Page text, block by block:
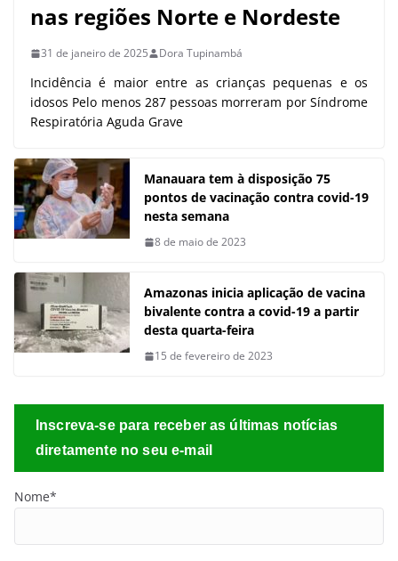
nas regiões Norte e Nordeste
31 de janeiro de 2025 Dora Tupinambá
Incidência é maior entre as crianças pequenas e os
idosos Pelo menos 287 pessoas morreram por Síndrome
Respiratória Aguda Grave
Manauara tem à disposição 75
pontos de vacinação contra covid-19
nesta semana
8 de maio de 2023
Amazonas inicia aplicação de vacina
bivalente contra a covid-19 a partir
desta quarta-feira
15 de fevereiro de 2023
Inscreva-se para receber as últimas notícias
diretamente no seu e-mail
Nome*